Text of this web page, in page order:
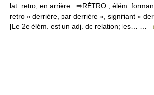
lat. retro, en arrière . ⇒RÉTRO , élém.
retro « derrière, par derrière », signifiant «
[Le 2e élém. est un adj. de relation; les… …